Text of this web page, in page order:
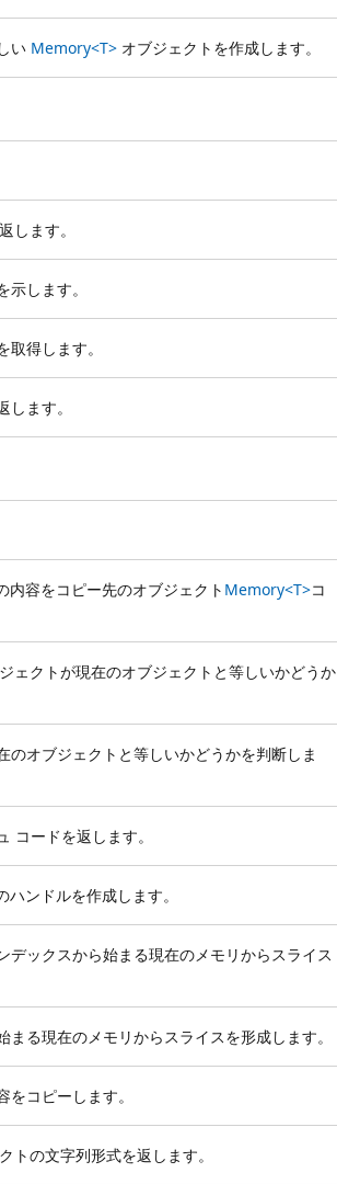
い Memory<T> オブジェクトを作成します。
します。
します。
得します。
ます。
内容をコピー先のオブジェクト Memory<T>コ
ェクトが現在のオブジェクトと等しいかどうか
のオブジェクトと等しいかどうかを判断しま
コードを返します。
ハンドルを作成します。
デックスから始まる現在のメモリからスライス
る現在のメモリからスライスを形成します。
をコピーします。
トの文字列形式を返します。